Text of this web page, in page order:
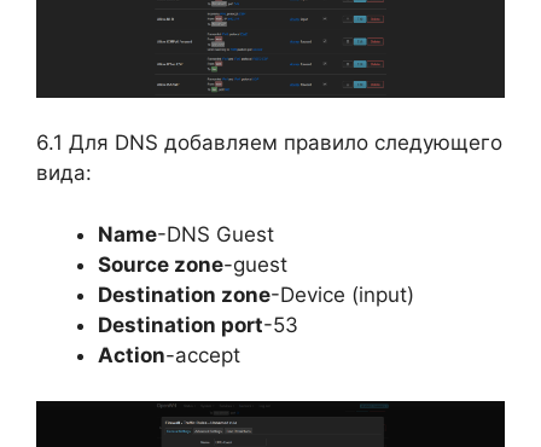
6.1 Для DNS добавляем правило следующего
вида:
Name-DNS Guest
Source zone-guest
Destination zone-Device (input)
Destination port-53
Action-accept